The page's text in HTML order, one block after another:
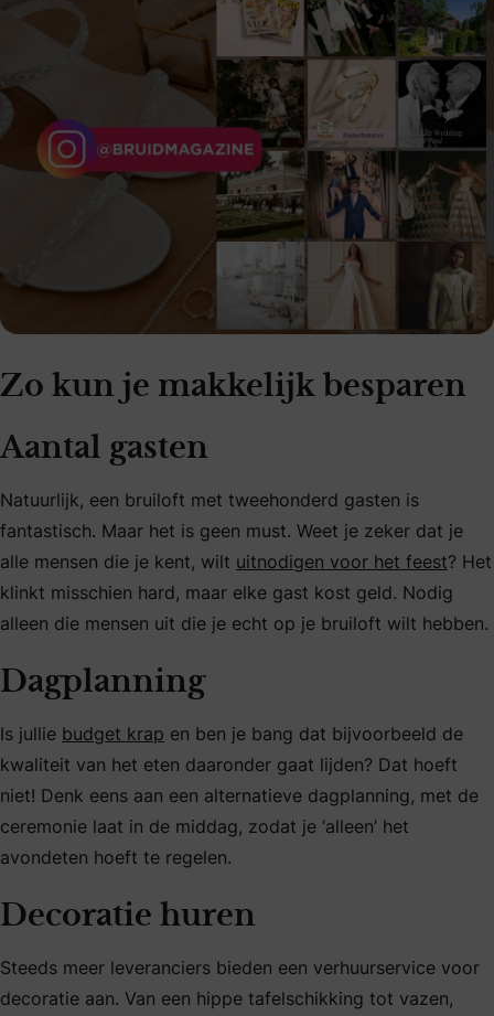
Zo kun je makkelijk besparen
Aantal gasten
Natuurlijk, een bruiloft met tweehonderd gasten is
fantastisch. Maar het is geen must. Weet je zeker dat je
alle mensen die je kent, wilt uitnodigen voor het feest? Het
klinkt misschien hard, maar elke gast kost geld. Nodig
alleen die mensen uit die je echt op je bruiloft wilt hebben.
Dagplanning
Is jullie budget krap en ben je bang dat bijvoorbeeld de
kwaliteit van het eten daaronder gaat lijden? Dat hoeft
niet! Denk eens aan een alternatieve dagplanning, met de
ceremonie laat in de middag, zodat je ‘alleen’ het
avondeten hoeft te regelen.
Decoratie huren
Steeds meer leveranciers bieden een verhuurservice voor
decoratie aan. Van een hippe tafelschikking tot vazen,